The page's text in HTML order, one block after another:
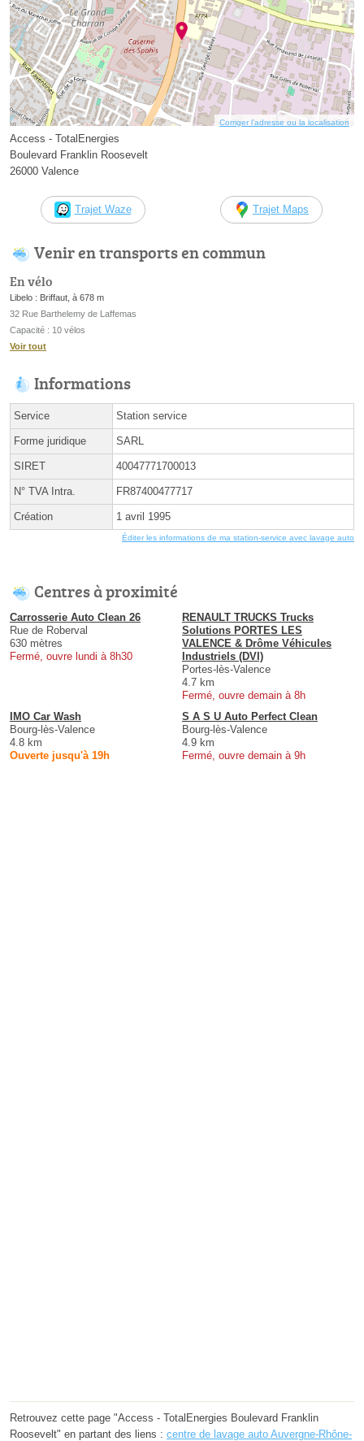
Corriger l’adresse ou la localisation
Access - TotalEnergies
Boulevard Franklin Roosevelt
26000 Valence
Trajet Waze Trajet Maps
Venir en transports en commun
En vélo
Libelo : Briffaut, à 678 m
32 Rue Barthelemy de Laffemas
Capacité : 10 vélos
Voir tout
Informations
Service Station service
Forme juridique SARL
SIRET 40047771700013
N° TVA Intra. FR87400477717
Création 1 avril 1995
Éditer les informations de ma station-service avec lavage auto
Centres à proximité
Carrosserie Auto Clean 26
Rue de Roberval
630 mètres
Fermé, ouvre lundi à 8h30
RENAULT TRUCKS Trucks
Solutions PORTES LES
VALENCE & Drôme Véhicules
Industriels (DVI)
Portes-lès-Valence
4.7 km
Fermé, ouvre demain à 8h
IMO Car Wash
Bourg-lès-Valence
4.8 km
Ouverte jusqu'à 19h
S A S U Auto Perfect Clean
Bourg-lès-Valence
4.9 km
Fermé, ouvre demain à 9h
Retrouvez cette page "Access - TotalEnergies Boulevard Franklin
Roosevelt" en partant des liens : centre de lavage auto Auvergne-Rhône-